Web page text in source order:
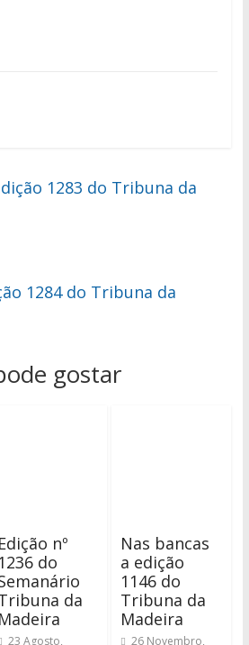
1283 do Tribuna da
1284 do Tribuna da
gostar
Edição nº
1236 do
da
Madeira
23 Agosto,
Nas bancas
a edição
1146 do
Tribuna da
Madeira
26 Novembro,